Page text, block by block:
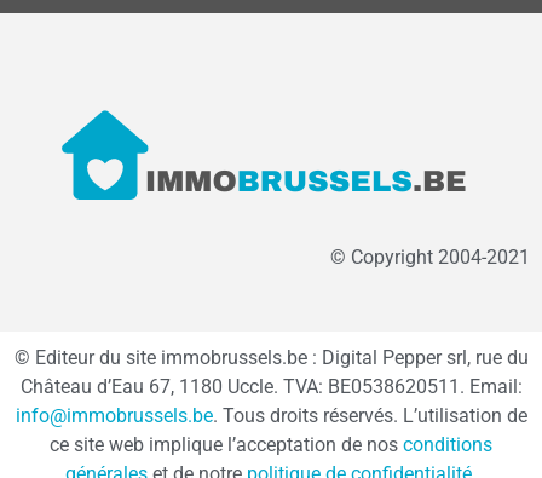
© Copyright 2004-2021
© Editeur du site immobrussels.be : Digital Pepper srl, rue du
Château d’Eau 67, 1180 Uccle. TVA: BE0538620511. Email:
info@immobrussels.be. Tous droits réservés. L’utilisation de
ce site web implique l’acceptation de nos conditions